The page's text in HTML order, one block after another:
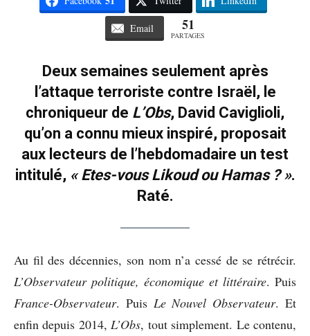
Email 51
PARTAGES
Deux semaines seulement après
l’attaque terroriste contre Israël, le
chroniqueur de L’Obs, David Caviglioli,
qu’on a connu mieux inspiré, proposait
aux lecteurs de l’hebdomadaire un test
intitulé, « Etes-vous Likoud ou Hamas ? ».
Raté.
Au fil des décennies, son nom n’a cessé de se rétrécir.
L’Observateur politique, économique et littéraire. Puis
France-Observateur. Puis Le Nouvel Observateur. Et
enfin depuis 2014, L’Obs, tout simplement. Le contenu,